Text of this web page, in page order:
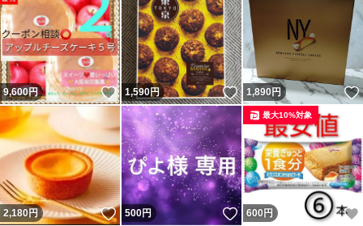
9,600円 いいね！
1,590円 いいね！
1,890円
2,180円 いいね！
500円 いいね！
600 円
最大10%対象